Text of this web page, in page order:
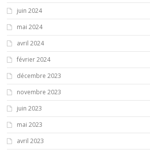
juin 2024
mai 2024
avril 2024
février 2024
décembre 2023
novembre 2023
juin 2023
mai 2023
avril 2023